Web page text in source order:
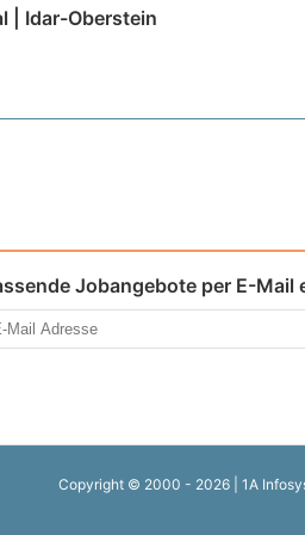
| Idar-Oberstein
Jobangebote per E-Mail
Copyright © 2000 - 2026 | 1A